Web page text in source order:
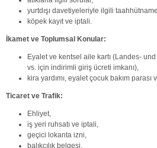
yurtdışı davetiyeleriyle ilgili
köpek kayıt ve iptali.
İkamet ve Toplumsal Konular:
Eyalet ve kentsel aile kartı (Landes-
vs. için indirimli giriş ücreti imkanı),
kira yardımı, eyalet çocuk bakım parası
Ticaret ve Trafik:
Ehliyet,
iş yeri ruhsatı ve iptali,
geçici lokanta izni,
balıkçılık belgesi,